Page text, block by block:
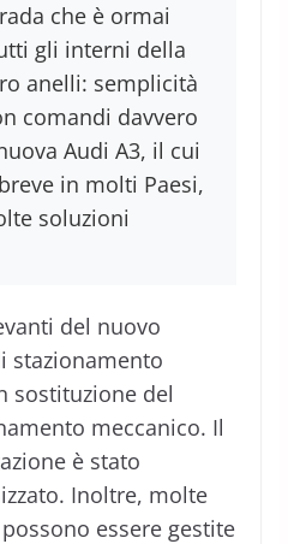
che è ormai
gli interni della
anelli: semplicità
comandi davvero
Audi A3, il cui
in molti Paesi,
soluzioni
del nuovo
stazionamento
sostituzione del
meccanico. Il
è stato
Inoltre, molte
essere gestite